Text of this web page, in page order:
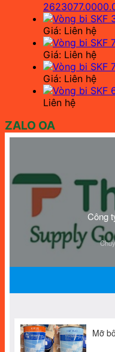
Giá: Liên hệ
Giá: Liên hệ
Giá: Liên hệ
Liên hệ
ZALO OA